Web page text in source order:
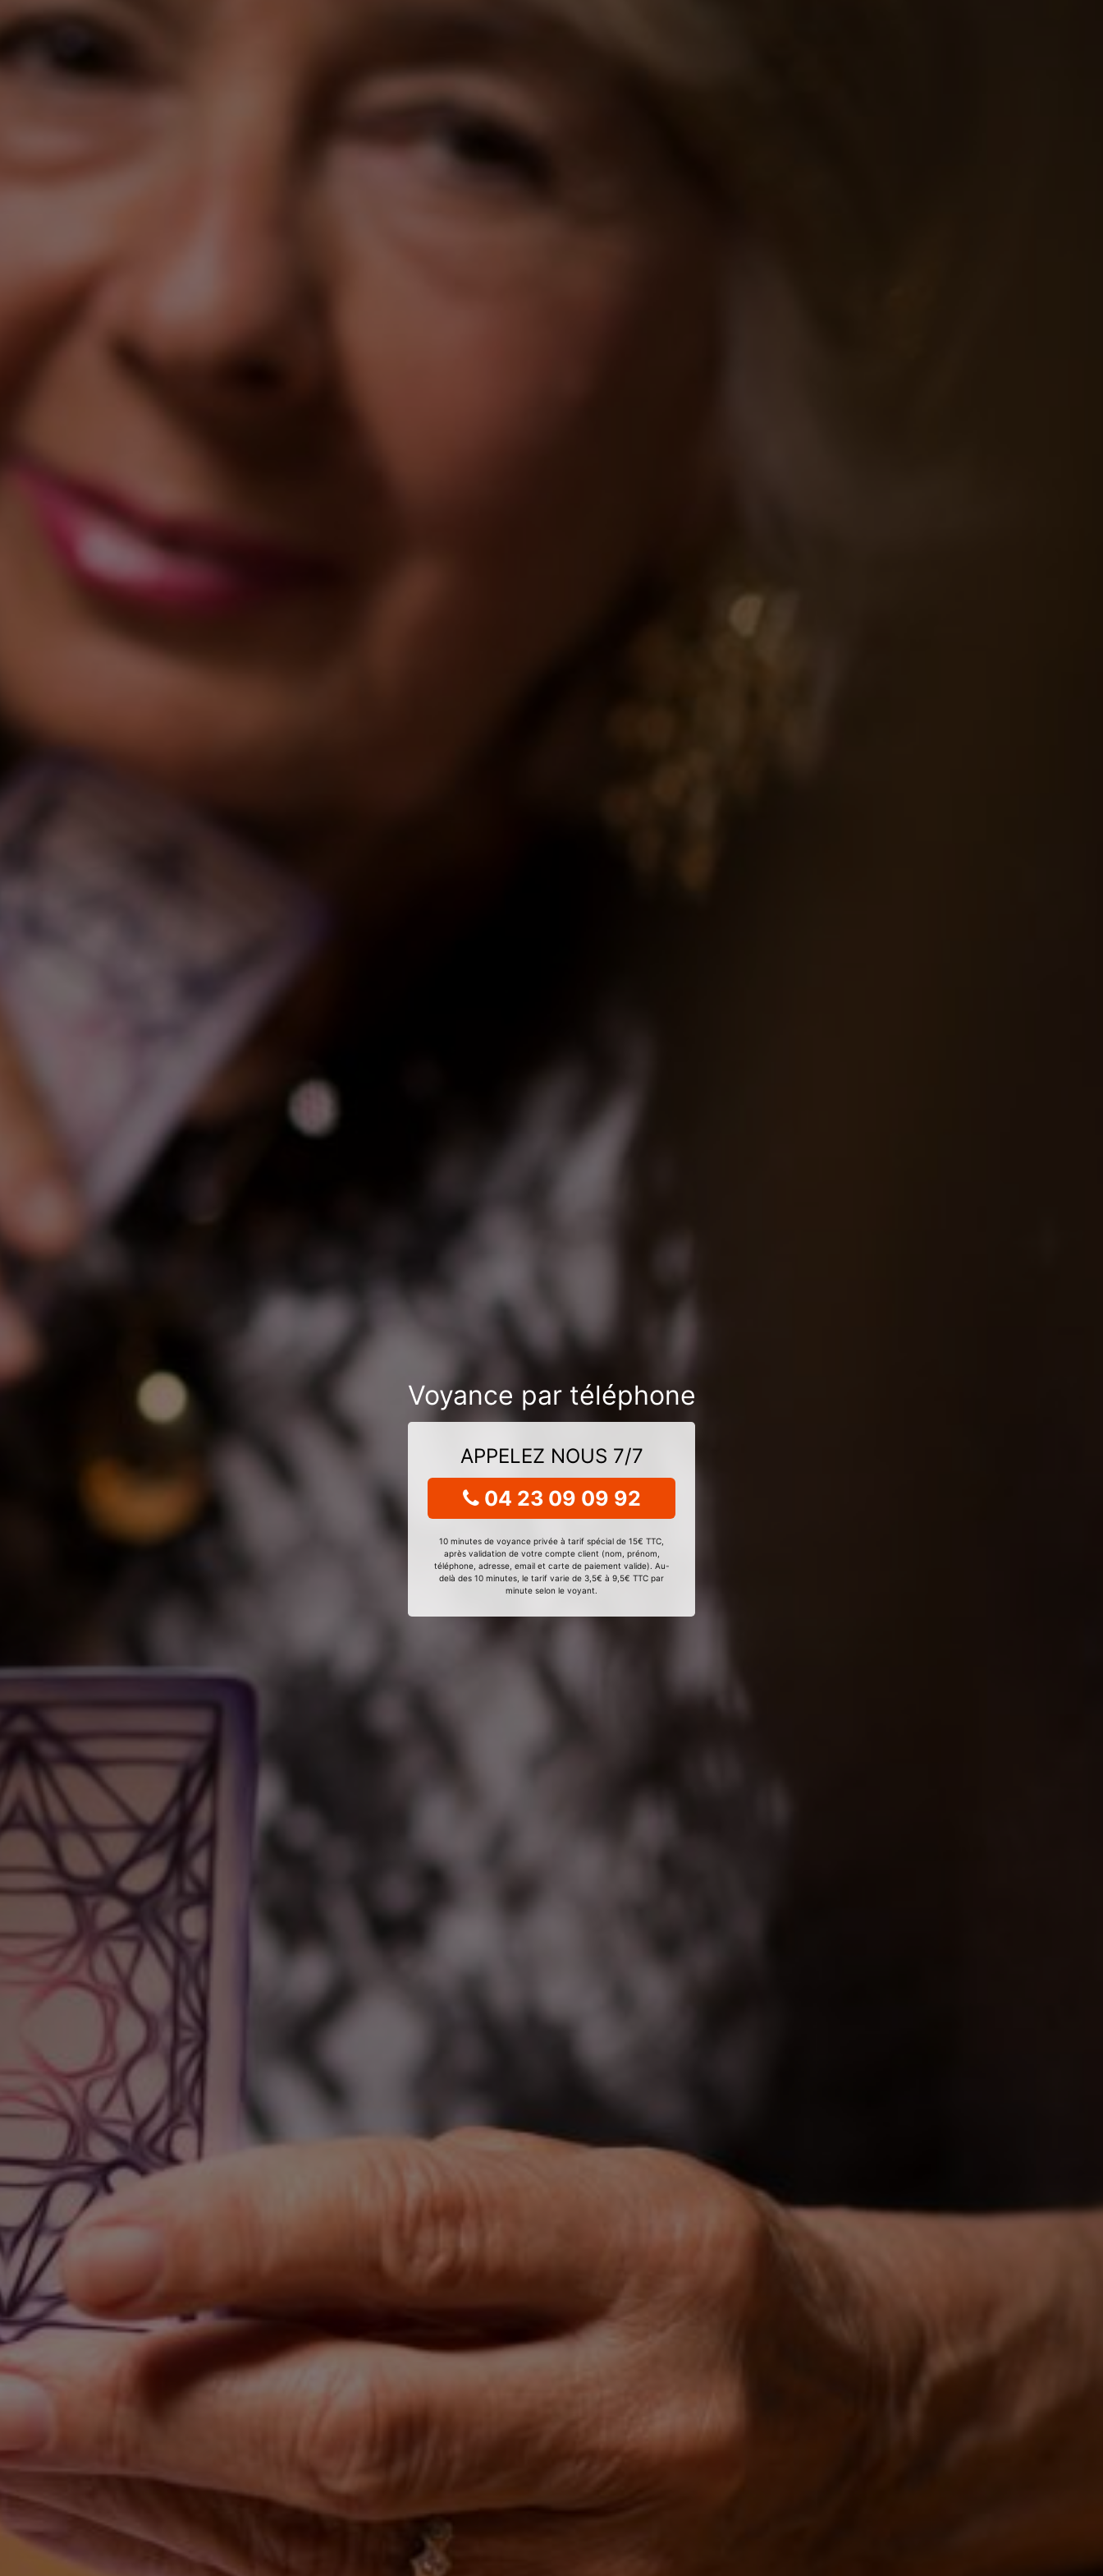
Voyance par téléphone
APPELEZ NOUS 7/7
04 23 09 09 92
10 minutes de voyance privée à tarif spécial de 15€ TTC,
après validation de votre compte client (nom, prénom,
téléphone, adresse, email et carte de paiement valide). Au-
delà des 10 minutes, le tarif varie de 3,5€ à 9,5€ TTC par
minute selon le voyant.